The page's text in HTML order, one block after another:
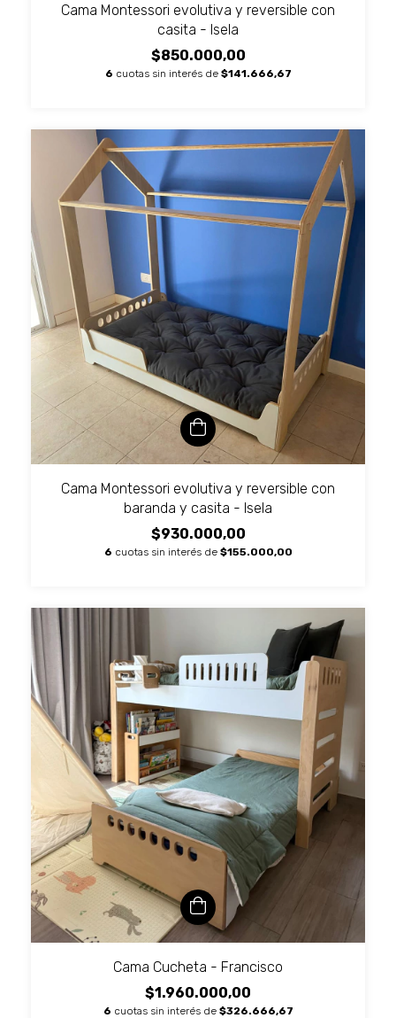
Cama Montessori evolutiva y reversible con
casita - Isela
$850.000,00
6 cuotas sin interés de $141.666,67
Cama Montessori evolutiva y reversible con
baranda y casita - Isela
$930.000,00
6 cuotas sin interés de $155.000,00
Cama Cucheta - Francisco
$1.960.000,00
6 cuotas sin interés de $326.666,67